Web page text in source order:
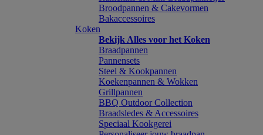
Broodpannen & Cakevormen
Bakaccessoires
Koken
Bekijk Alles voor het Koken
Braadpannen
Pannensets
Steel & Kookpannen
Koekenpannen & Wokken
Grillpannen
BBQ Outdoor Collection
Braadsledes & Accessoires
Speciaal Kookgerei